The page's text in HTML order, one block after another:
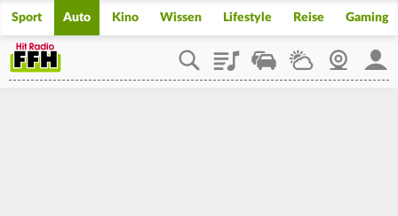
Sport Auto Kino Wissen Lifestyle Reise Gaming
PlaylistStaupilotWetterWebcam